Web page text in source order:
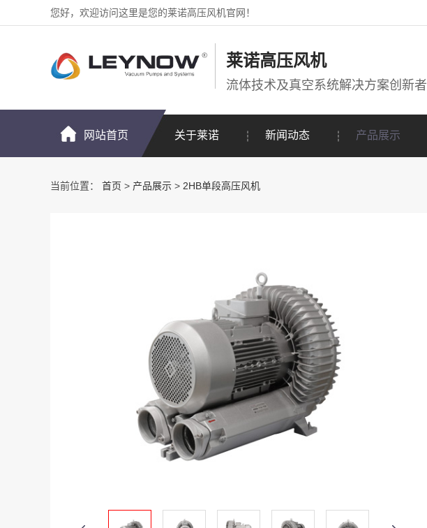
您好，欢迎访问这里是您的莱诺高压风机官网！
莱诺高压风机
流体技术及真空系统解决方案创新者
网站首页 关于莱诺 新闻动态 产品展示
当前位置： 首页 > 产品展示 > 2HB单段高压风机